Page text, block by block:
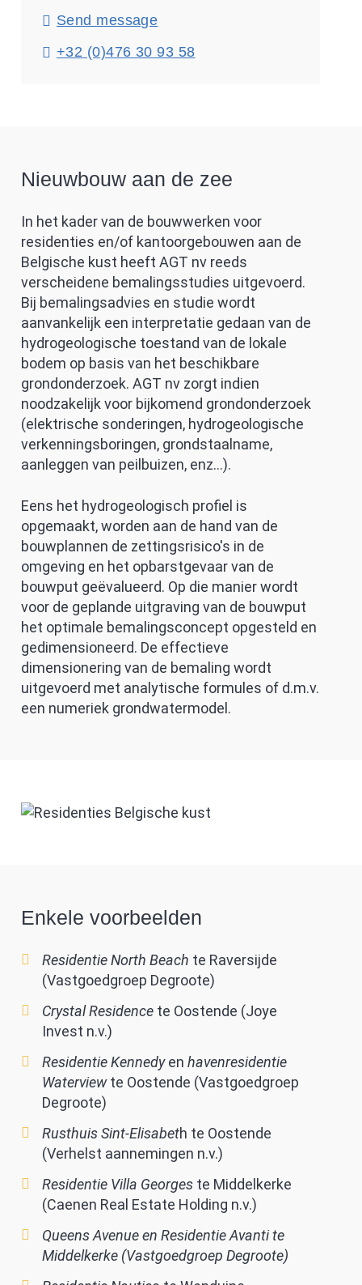
Send message
+32 (0)476 30 93 58
Nieuwbouw aan de zee
In het kader van de bouwwerken voor
residenties en/of kantoorgebouwen aan de
Belgische kust heeft AGT nv reeds
verscheidene bemalingsstudies uitgevoerd.
Bij bemalingsadvies en studie wordt
aanvankelijk een interpretatie gedaan van de
hydrogeologische toestand van de lokale
bodem op basis van het beschikbare
grondonderzoek. AGT nv zorgt indien
noodzakelijk voor bijkomend grondonderzoek
(elektrische sonderingen, hydrogeologische
verkenningsboringen, grondstaalname,
aanleggen van peilbuizen, enz...).
Eens het hydrogeologisch profiel is
opgemaakt, worden aan de hand van de
bouwplannen de zettingsrisico's in de
omgeving en het opbarstgevaar van de
bouwput geëvalueerd. Op die manier wordt
voor de geplande uitgraving van de bouwput
het optimale bemalingsconcept opgesteld en
gedimensioneerd. De effectieve
dimensionering van de bemaling wordt
uitgevoerd met analytische formules of d.m.v.
een numeriek grondwatermodel.
Enkele voorbeelden
Residentie North Beach te Raversijde
(Vastgoedgroep Degroote)
Crystal Residence te Oostende (Joye
Invest n.v.)
Residentie Kennedyen havenresidentie
Waterviewte Oostende (Vastgoedgroep
Degroote)
Rusthuis Sint-Elisabeth te Oostende
(Verhelst aannemingen n.v.)
Residentie Villa Georges te Middelkerke
(Caenen Real Estate Holding n.v.)
Queens Avenueen Residentie Avantite
Middelkerke (Vastgoedgroep Degroote)